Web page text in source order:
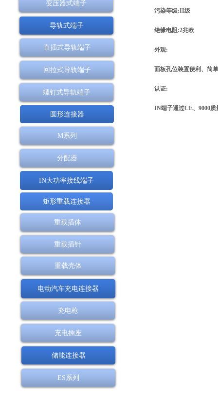
污染等级:II级
绝缘电阻:2兆欧
外观:
面板孔位装置便利、简
认证:
IN端子通过CE、9000
变压器式端子
导轨式端子
直插式导轨端子
回拉式导轨端子
螺钉式导轨端子
圆形连接器
M系列
分配器
IN大功率接线端子
矩形重载连接器
重载插体
重载插针
重载壳体
电动汽车充电连接器
充电枪
充电插座
储能连接器
ES系列